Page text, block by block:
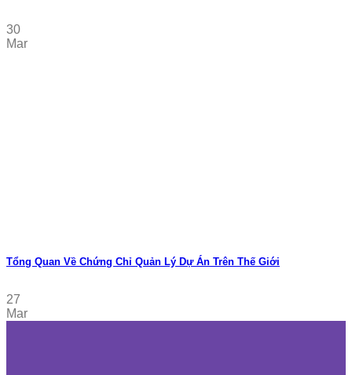
30
Mar
Tổng Quan Về Chứng Chỉ Quản Lý Dự Án Trên Thế Giới
27
Mar